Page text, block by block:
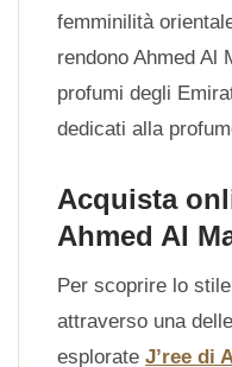
femminilità
rendono Ahmed Al
profumi degli
dedicati alla
Acquista
Ahmed Al
Per scoprire lo
attraverso una
esplorate J’ree di